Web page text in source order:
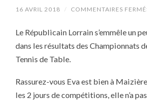
16 AVRIL 2018 / COMMENTAIRES
Le Républicain Lorrain s’emmêle un
dans les résultats des Championnats
Tennis de Table.
Rassurez-vous Eva est bien à
les 2 jours de compétitions, elle n’a